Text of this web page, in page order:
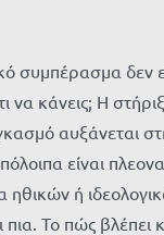
συμπέρασμα δεν
να κάνεις; Η
αυξάνεται
είναι
ηθικών ή
πια. Το πώς βλέπει